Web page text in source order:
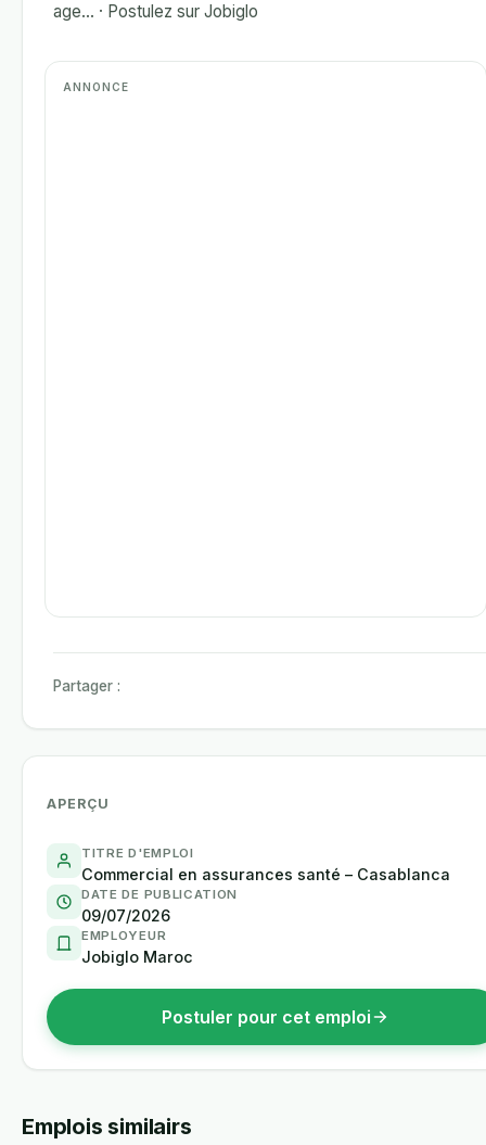
age... · Postulez sur Jobiglo
Partager :
APERÇU
TITRE D'EMPLOI
Commercial en assurances santé – Casablanca
DATE DE PUBLICATION
09/07/2026
EMPLOYEUR
Jobiglo Maroc
Postuler pour cet emploi
Emplois similairs